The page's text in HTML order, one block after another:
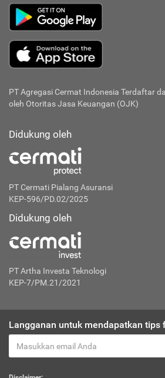
PT Agregasi Cermat Indonesia Terdaftar
oleh Otoritas Jasa Keuangan (OJK)
Didukung oleh
PT Cermati Pialang Asuransi
KEP-596/PD.02/2025
Didukung oleh
PT Artha Investa Teknologi
KEP-7/PM.21/2021
Langganan untuk mendapatkan tips